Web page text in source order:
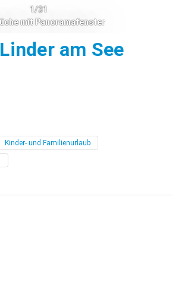
1/31
mit Panoramafenster
am See
Kinder- und Familienurlaub